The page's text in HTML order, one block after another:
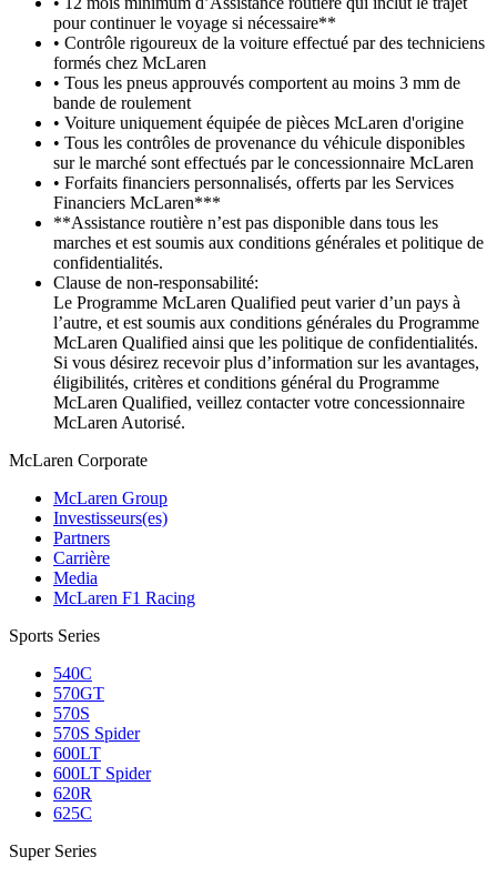
pour continuer le voyage si nécessaire**
• Contrôle rigoureux de la voiture effectué par des techniciens
formés chez McLaren
• Tous les pneus approuvés comportent au moins 3 mm de
bande de roulement
• Voiture uniquement équipée de pièces McLaren d'origine
• Tous les contrôles de provenance du véhicule disponibles
sur le marché sont effectués par le concessionnaire McLaren
• Forfaits financiers personnalisés, offerts par les Services
Financiers McLaren***
**Assistance routière n’est pas disponible dans tous les
marches et est soumis aux conditions générales et politique de
confidentialités.
Clause de non-responsabilité:
Le Programme McLaren Qualified peut varier d’un pays à
l’autre, et est soumis aux conditions générales du Programme
McLaren Qualified ainsi que les politique de confidentialités.
Si vous désirez recevoir plus d’information sur les avantages,
éligibilités, critères et conditions général du Programme
McLaren Qualified, veillez contacter votre concessionnaire
McLaren Autorisé.
McLaren Corporate
McLaren Group
Investisseurs(es)
Partners
Carrière
Media
McLaren F1 Racing
Sports Series
540C
570GT
570S
570S Spider
600LT
600LT Spider
620R
625C
Super Series